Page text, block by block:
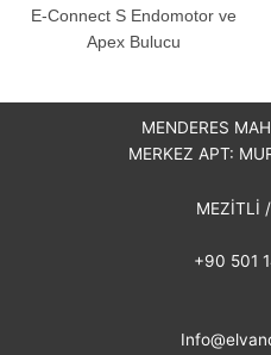
E-Connect S Endomotor ve
Apex Bulucu
MENDERES
MERKEZ APT:
MEZİTLİ
+90 501